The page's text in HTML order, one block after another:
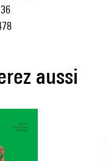
36
aussi